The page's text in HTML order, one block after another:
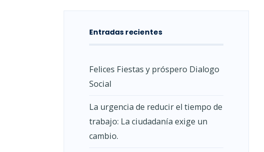
Entradas recientes
Felices Fiestas y próspero Dialogo
Social
La urgencia de reducir el tiempo de
trabajo: La ciudadanía exige un
cambio.